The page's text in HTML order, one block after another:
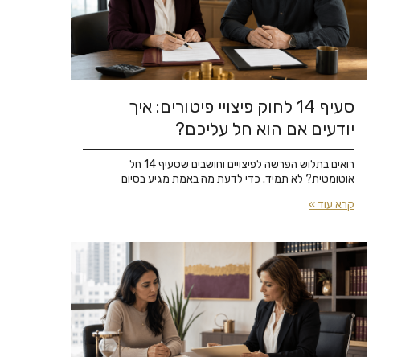
סעיף 14 לחוק פיצויי פיטורים: איך
יודעים אם הוא חל עליכם?
רואים בתלוש הפרשה לפיצויים וחושבים שסעיף 14 חל
אוטומטית? לא תמיד. כדי לדעת מה באמת מגיע בסיום
קרא עוד »